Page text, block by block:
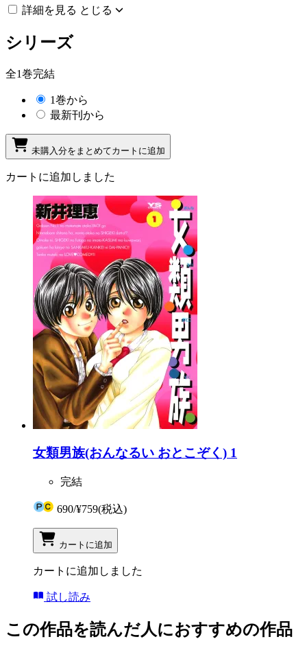
詳細を見る とじる
シリーズ
全1巻完結
1巻から
最新刊から
未購入分をまとめてカートに追加
カートに追加しました
女類男族(おんなるい おとこぞく) 1
完結
690/¥759(税込)
カートに追加
カートに追加しました
試し読み
この作品を読んだ人におすすめの作品